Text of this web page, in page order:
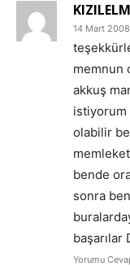
14 Mart
memnun
akkuş
istiyorum
olabilir
bende
sonra
başarılar
Yorumu